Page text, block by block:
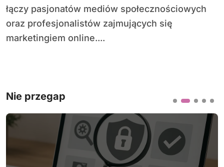
łączy pasjonatów mediów społecznościowych
oraz profesjonalistów zajmujących się
marketingiem online....
Nie przegap